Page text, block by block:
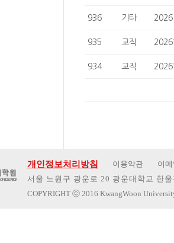
936 기타 2026
935 교직 2026
934 교직 2026
개인정보처리방침 이용약관
이
서울 노원구 광운로 20 광운대학교 한
COPYRIGHT ⓒ 2016 KwangWoon